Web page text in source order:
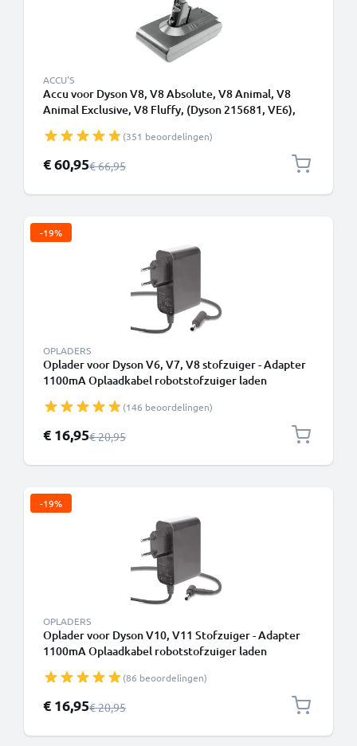
ACCU'S
Accu voor Dyson V8, V8 Absolute, V8 Animal, V8
Animal Exclusive, V8 Fluffy, (Dyson 215681, VE6),
schroeven
(351 beoordelingen)
Speciale prijs
€ 60,95Normale prijs
€ 66,95
-19%
OPLADERS
Oplader voor Dyson V6, V7, V8 stofzuiger - Adapter
1100mA Oplaadkabel robotstofzuiger laden
(146 beoordelingen)
Speciale prijs
€ 16,95Normale prijs
€ 20,95
-19%
OPLADERS
Oplader voor Dyson V10, V11 Stofzuiger - Adapter
1100mA Oplaadkabel robotstofzuiger laden
(86 beoordelingen)
Speciale prijs
€ 16,95Normale prijs
€ 20,95